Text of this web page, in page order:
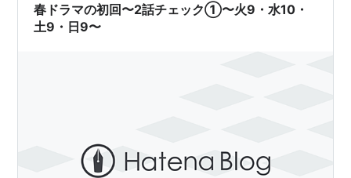
春ドラマの初回〜2話チェック①〜火9・水10・
土9・日9〜